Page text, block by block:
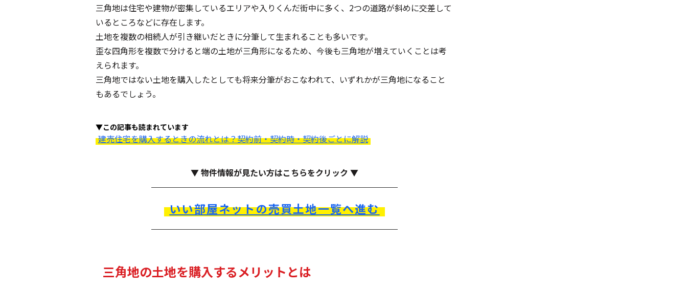
三角地は住宅や建物が密集しているエリアや入りくんだ街中に多く、2つの道路が斜めに交差して
いるところなどに存在します。
土地を複数の相続人が引き継いだときに分筆して生まれることも多いです。
歪な四角形を複数で分けると端の土地が三角形になるため、今後も三角地が増えていくことは考
えられます。
三角地ではない土地を購入したとしても将来分筆がおこなわれて、いずれかが三角地になること
もあるでしょう。
▼この記事も読まれています
建売住宅を購入するときの流れとは？契約前・契約時・契約後ごとに解説
▼ 物件情報が見たい方はこちらをクリック ▼
いい部屋ネットの売買土地一覧へ進む
三角地の土地を購入するメリットとは